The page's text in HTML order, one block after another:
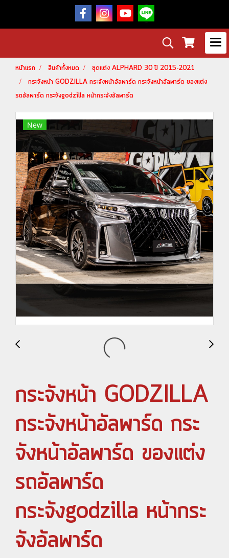
หน้าแรก สินค้าทั้งหมด
ชุดแต่ง ALPHARD 30 ปี 2015-2021
กระจังหน้า GODZILLA กระจังหน้าอัลพาร์ด กระจังหน้าอัลพาร์ด ของแต่ง
รถอัลพาร์ด กระจังgodzilla หน้ากระจังอัลพาร์ด
New
กระจังหน้า GODZILLA
กระจังหน้าอัลพาร์ด กระ
จังหน้าอัลพาร์ด ของแต่ง
รถอัลพาร์ด
กระจังgodzilla หน้ากระ
จังอัลพาร์ด